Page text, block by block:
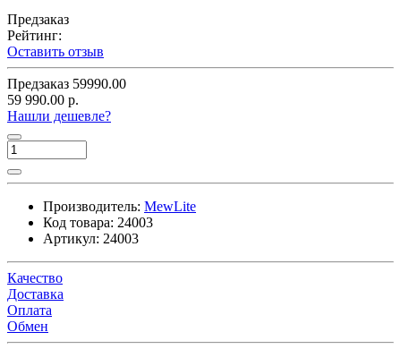
Предзаказ
Рейтинг:
Оставить отзыв
Предзаказ 59990.00
59 990.00 р.
Нашли дешевле?
Производитель: MewLite
Код товара: 24003
Артикул: 24003
Качество
Доставка
Оплата
Обмен